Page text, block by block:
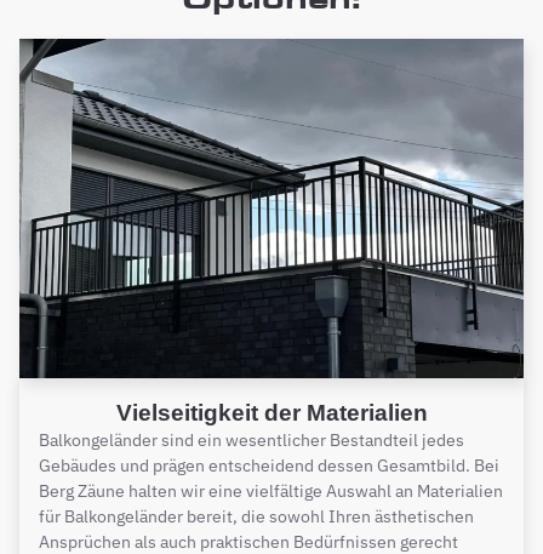
Vielseitigkeit der Materialien
Balkongeländer sind ein wesentlicher Bestandteil jedes
Gebäudes und prägen entscheidend dessen Gesamtbild. Bei
Berg Zäune halten wir eine vielfältige Auswahl an Materialien
für Balkongeländer bereit, die sowohl Ihren ästhetischen
Ansprüchen als auch praktischen Bedürfnissen gerecht